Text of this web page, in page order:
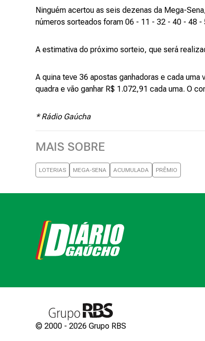
Ninguém acertou as seis dezenas da Mega-
números sorteados foram 06 - 11 - 32 - 40 - 48 -
A estimativa do próximo sorteio, que será
A quina teve 36 apostas ganhadoras e cada
quadra e vão ganhar R$ 1.072,91 cada uma. O
* Rádio Gaúcha
MAIS SOBRE
LOTERIAS MEGA-SENA ACUMULADA PRÊMIO
© 2000 - 2026 Grupo RBS